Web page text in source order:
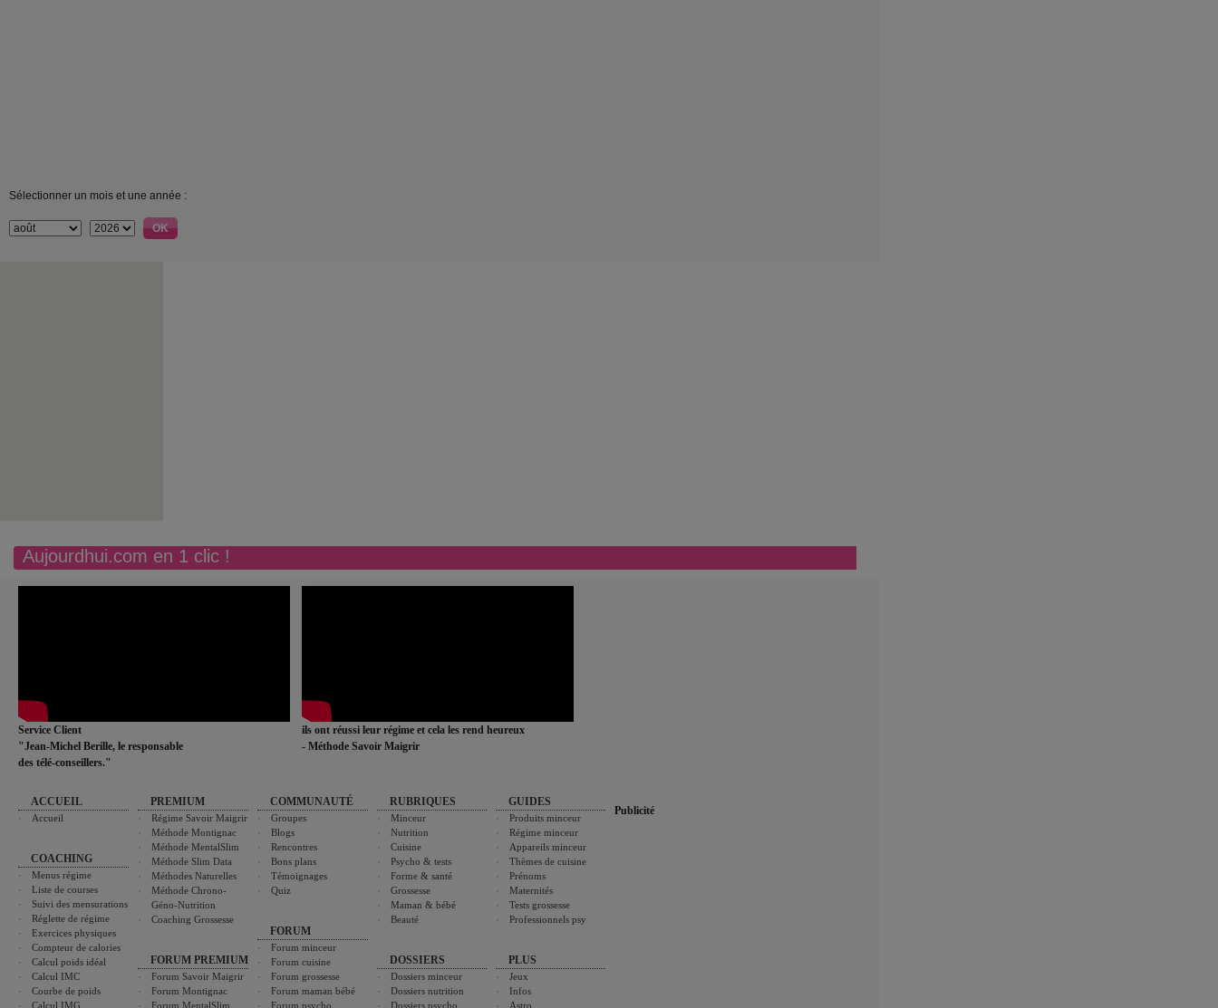
Sélectionner un mois et une année :
Aujourdhui.com en 1 clic !
Service Client
"Jean-Michel Berille, le responsable
des télé-conseillers."
ils ont réussi leur régime et cela les rend heureux
- Méthode Savoir Maigrir
ACCUEIL
Accueil
COACHING
Menus régime
Liste de courses
Suivi des mensurations
Réglette de régime
Exercices physiques
Compteur de calories
Calcul poids idéal
Calcul IMC
Courbe de poids
Calcul IMG
PREMIUM
Régime Savoir Maigrir
Méthode Montignac
Méthode MentalSlim
Méthode Slim Data
Méthodes Naturelles
Méthode Chrono-
Géno-Nutrition
Coaching Grossesse
FORUM PREMIUM
Forum Savoir Maigrir
Forum Montignac
Forum MentalSlim
COMMUNAUTÉ
Groupes
Blogs
Rencontres
Bons plans
Témoignages
Quiz
FORUM
Forum minceur
Forum cuisine
Forum grossesse
Forum maman bébé
Forum psycho
RUBRIQUES
Minceur
Nutrition
Cuisine
Psycho & tests
Forme & santé
Grossesse
Maman & bébé
Beauté
DOSSIERS
Dossiers minceur
Dossiers nutrition
Dossiers psycho
GUIDES
Produits minceur
Régime minceur
Appareils minceur
Thèmes de cuisine
Prénoms
Maternités
Tests grossesse
Professionnels psy
PLUS
Jeux
Infos
Astro
Publicité